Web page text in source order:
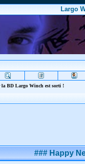
Largo
### Happy